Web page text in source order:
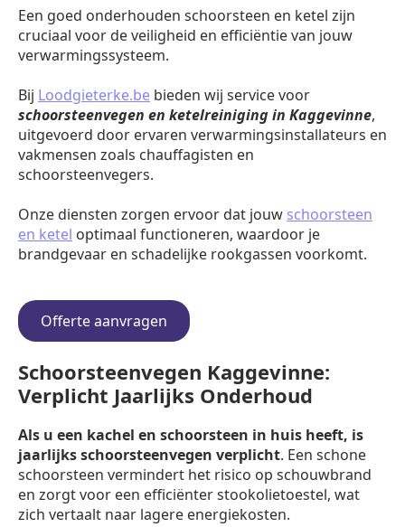
Een goed onderhouden schoorsteen en ketel zijn
cruciaal voor de veiligheid en efficiëntie van jouw
verwarmingssysteem.
Bij Loodgieterke.be bieden wij service voor
schoorsteenvegen en ketelreiniging in Kaggevinne,
uitgevoerd door ervaren verwarmingsinstallateurs en
vakmensen zoals chauffagisten en
schoorsteenvegers.
Onze diensten zorgen ervoor dat jouw schoorsteen
en ketel optimaal functioneren, waardoor je
brandgevaar en schadelijke rookgassen voorkomt.
Offerte aanvragen
Schoorsteenvegen Kaggevinne:
Verplicht Jaarlijks Onderhoud
Als u een kachel en schoorsteen in huis heeft, is
jaarlijks schoorsteenvegen verplicht. Een schone
schoorsteen vermindert het risico op schouwbrand
en zorgt voor een efficiënter stookolietoestel, wat
zich vertaalt naar lagere energiekosten.